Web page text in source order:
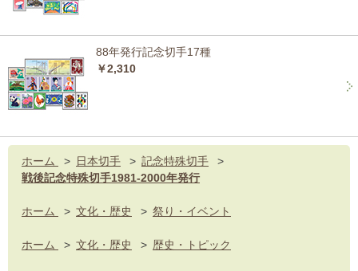
88年発行記念切手17種
￥2,310
ホーム > 日本切手 > 記念特殊切手
>
戦後記念特殊切手1981-2000年発行
ホーム > 文化・歴史 > 祭り・イベント
ホーム > 文化・歴史 > 歴史・トピック